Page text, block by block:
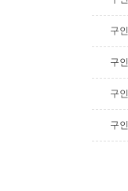
구인
구인
구인
구인